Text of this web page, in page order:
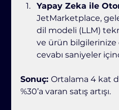
Yapay Zeka ile
JetMarketplace,
dil modeli (LLM)
ve ürün bilgilerinize
cevabı saniyeler
Sonuç: Ortalama 4 kat
%30’a varan satış artışı.